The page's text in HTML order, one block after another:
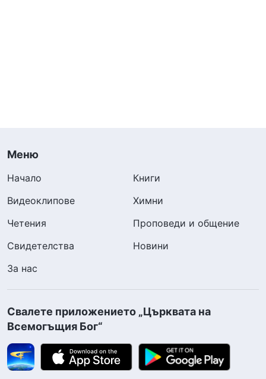
Меню
Начало
Книги
Видеоклипове
Химни
Четения
Проповеди и общение
Свидетелства
Новини
За нас
Свалете приложението „Църквата на
Всемогъщия Бог“